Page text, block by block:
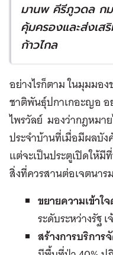
มานพ คีรีภูวดล ก
คุ้มครองและส่งเ
ก้าวไกล
อย่างไรก็ตาม ในมุมมอ
ชาติพันธุ์ปกาเกอะญอ อ
ไพรวัลย์ มองว่ากฎหมา
ประจำบ้านที่เมื่อมีผลบั
แต่จะเป็นประตูเปิดให้
สิ่งที่ควรสานต่อเจตนา
ขยายความเข้าใ
ระดับระหว่างรัฐ
สร้างการบริการ